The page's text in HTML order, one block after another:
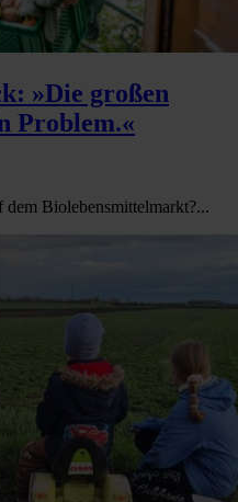
»Die großen
Problem.«
Biolebensmittelmarkt?...